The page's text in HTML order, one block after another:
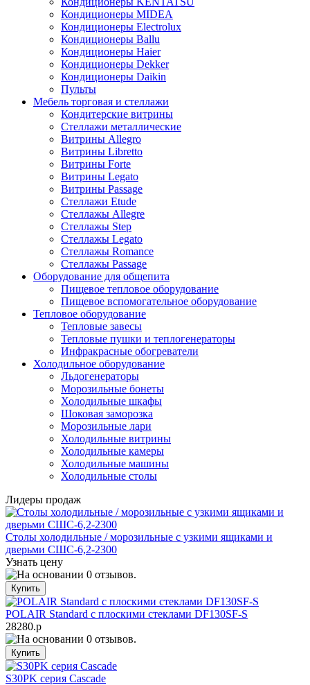
Кондиционеры MIDEA
Кондиционеры Electrolux
Кондиционеры Ballu
Кондиционеры Haier
Кондиционеры Dekker
Кондиционеры Daikin
Пульты
Мебель торговая и стеллажи
Кондитерские витрины
Стеллажи металлические
Витрины Allegro
Витрины Libretto
Витрины Forte
Витрины Legato
Витрины Passage
Стеллажи Etude
Стеллажы Allegre
Стеллажы Step
Стеллажы Legato
Стеллажы Romance
Стеллажы Passage
Оборудование для общепита
Пищевое тепловое оборудование
Пищевое вспомогательное оборудование
Тепловое оборудование
Тепловые завесы
Тепловые пушки и теплогенераторы
Инфракрасные обогреватели
Холодильное оборудование
Льдогенераторы
Морозильные бонеты
Холодильные шкафы
Шоковая заморозка
Морозильные лари
Холодильные витрины
Холодильные камеры
Холодильные машины
Холодильные столы
Лидеры продаж
Столы холодильные / морозильные с узкими ящиками и
дверьми СШС-6,2-2300
Узнать цену
POLAIR Standard с плоскими стеклами DF130SF-S
28280.р
S30PK серия Cascade